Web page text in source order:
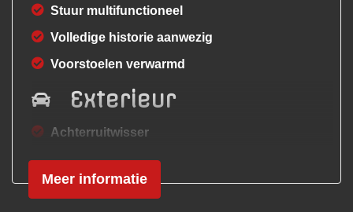
Stuur multifunctioneel
Volledige historie aanwezig
Voorstoelen verwarmd
Exterieur
Achterruitwisser
Buitenspiegels elektrisch verstelbaar
Buitenspiegels in carrosseriekleur
Meer informatie